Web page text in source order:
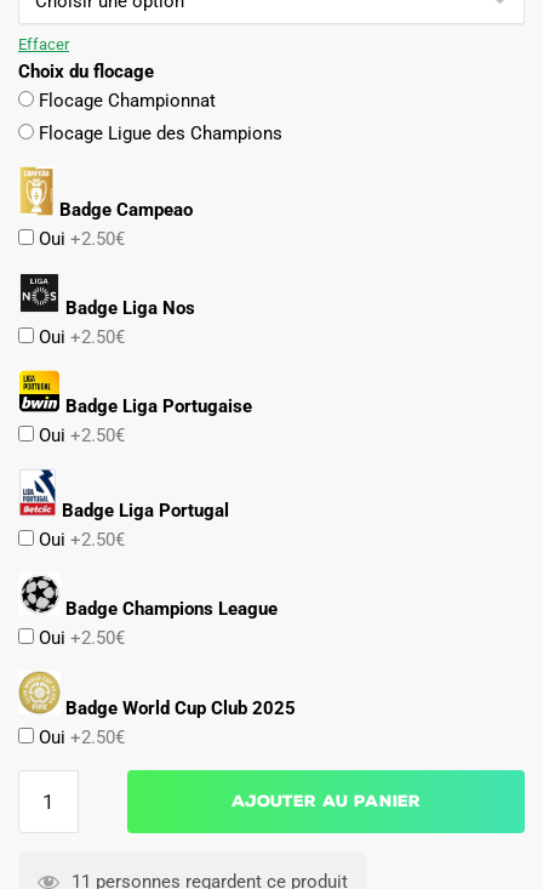
était :
est :
Effacer
Choix du flocage
Flocage Championnat
Flocage Ligue des Champions
Badge Campeao
Oui +2.50€
Badge Liga Nos
Oui +2.50€
Badge Liga Portugaise
Oui +2.50€
Badge Liga Portugal
Oui +2.50€
Badge Champions League
Oui +2.50€
Badge World Cup Club 2025
Oui +2.50€
Benfica
Ajouter au panier
11 personnes regardent ce produit